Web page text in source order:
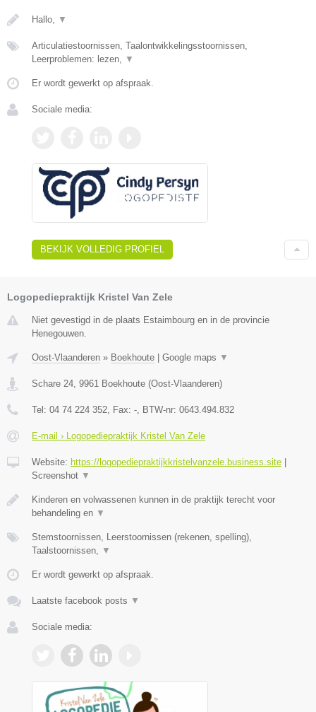
Hallo, ▼
Articulatiestoornissen, Taalontwikkelingsstoornissen,
Leerproblemen: lezen,
▼
Er wordt gewerkt op afspraak.
Sociale media:
BEKIJK VOLLEDIG PROFIEL
Logopediepraktijk Kristel Van Zele
Niet gevestigd in de plaats Estaimbourg en in de provincie
Henegouwen.
Oost-Vlaanderen » Boekhoute Google maps ▼
Schare 24, 9961 Boekhoute (Oost-Vlaanderen)
Tel: 04 74 224 352, Fax: -, BTW-nr: 0643.494.832
E-mail › Logopediepraktijk Kristel Van Zele
Website: https://logopediepraktijkkristelvanzele.business.site
Screenshot ▼
Kinderen en volwassenen kunnen in de praktijk terecht voor
behandeling en ▼
Stemstoornissen, Leerstoornissen (rekenen, spelling),
Taalstoornissen, ▼
Er wordt gewerkt op afspraak.
Laatste facebook posts ▼
Sociale media: